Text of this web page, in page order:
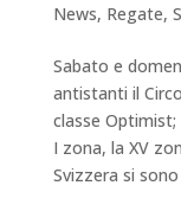
News, Regate,
Sabato e
antistanti il
classe
I zona, la XV
Svizzera si